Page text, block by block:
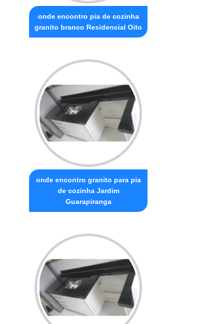
onde encontro pia de cozinha
granito branco Residencial Oito
onde encontro granito para pia
de cozinha Jardim
Guarapiranga